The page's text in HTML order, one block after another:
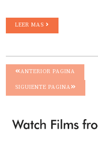
LEER MAS
ANTERIOR PAGINA
SIGUIENTE PAGINA